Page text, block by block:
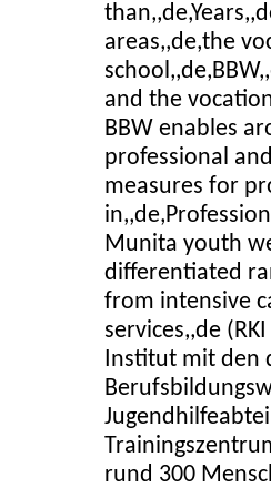
areas,,de,the
and the
BBW enables
professional
measures for
Munita youth
differentiated
from intensive
services,,de
Institut mit den
rund 300